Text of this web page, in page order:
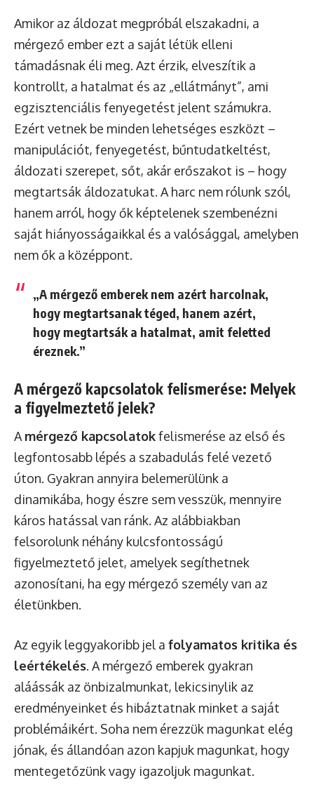
Amikor az áldozat megpróbál elszakadni, a
mérgező ember ezt a saját létük elleni
támadásnak éli meg. Azt érzik, elveszítik a
kontrollt, a hatalmat és az „ellátmányt”, ami
egzisztenciális fenyegetést jelent számukra.
Ezért vetnek be minden lehetséges eszközt –
manipulációt, fenyegetést, bűntudatkeltést,
áldozati szerepet, sőt, akár erőszakot is – hogy
megtartsák áldozatukat. A harc nem rólunk szól,
hanem arról, hogy ők képtelenek szembenézni
saját hiányosságaikkal és a valósággal, amelyben
nem ők a középpont.
„A mérgező emberek nem azért harcolnak,
hogy megtartsanak téged, hanem azért,
hogy megtartsák a hatalmat, amit feletted
éreznek.”
A mérgező kapcsolatok felismerése: Melyek
a figyelmeztető jelek?
A mérgező kapcsolatokfelismerése az első és
legfontosabb lépés a szabadulás felé vezető
úton. Gyakran annyira belemerülünk a
dinamikába, hogy észre sem vesszük, mennyire
káros hatással van ránk. Az alábbiakban
felsorolunk néhány kulcsfontosságú
figyelmeztető jelet, amelyek segíthetnek
azonosítani, ha egy mérgező személy van az
életünkben.
Az egyik leggyakoribb jel a folyamatos kritika és
leértékelés. A mérgező emberek gyakran
aláássák az önbizalmunkat, lekicsinylik az
eredményeinket és hibáztatnak minket a saját
problémáikért. Soha nem érezzük magunkat elég
jónak, és állandóan azon kapjuk magunkat, hogy
mentegetőzünk vagy igazoljuk magunkat.